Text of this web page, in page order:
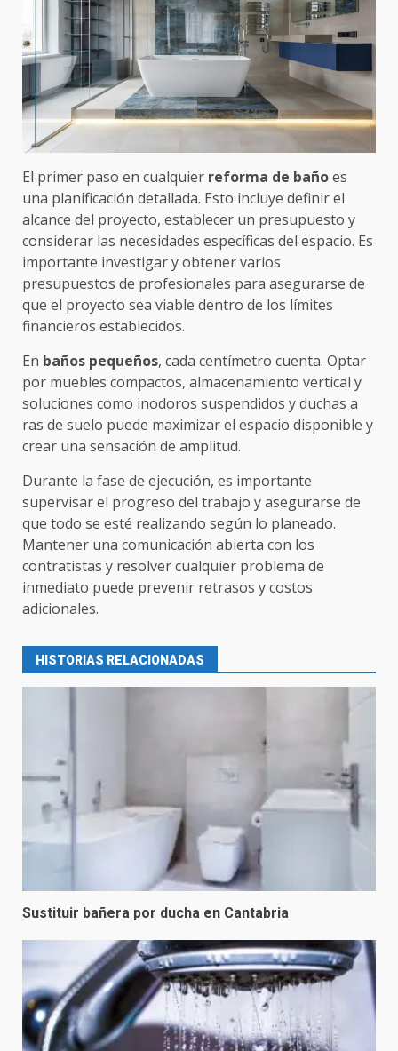
El primer paso en cualquier reforma de bañoes
una planificación detallada. Esto incluye definir el
alcance del proyecto, establecer un presupuesto y
considerar las necesidades específicas del espacio. Es
importante investigar y obtener varios
presupuestos de profesionales para asegurarse de
que el proyecto sea viable dentro de los límites
financieros establecidos.
En baños pequeños, cada centímetro cuenta. Optar
por muebles compactos, almacenamiento vertical y
soluciones como inodoros suspendidos y duchas a
ras de suelo puede maximizar el espacio disponible y
crear una sensación de amplitud.
Durante la fase de ejecución, es importante
supervisar el progreso del trabajo y asegurarse de
que todo se esté realizando según lo planeado.
Mantener una comunicación abierta con los
contratistas y resolver cualquier problema de
inmediato puede prevenir retrasos y costos
adicionales.
HISTORIAS RELACIONADAS
Sustituir bañera por ducha en Cantabria
3
Reformas de Ducha